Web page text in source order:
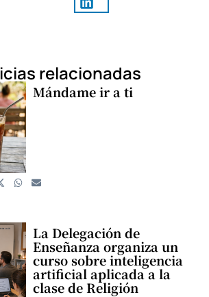
relacionadas
Mándame ir a ti
La Delegación de
Enseñanza organiza un
curso sobre inteligencia
artificial aplicada a la
clase de Religión